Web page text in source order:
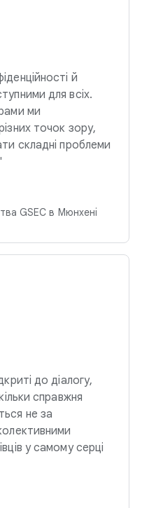
й
для всіх.
ми
точок зору,
складні проблеми
GSEC в Мюнхені
до діалогу,
справжня
не за
у самому серці